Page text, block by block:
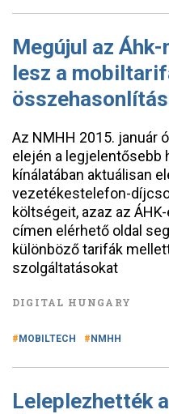
Megújul az
lesz a
Az NMHH 2015. január
elején a legjelentősebb
kínálatában aktuálisan
vezetékestelefon-
költségeit, azaz az
címen elérhető oldal
különböző tarifák
szolgáltatásokat
DIGITAL HUNGARY
MOBILTECH NMHH
Leleplezhették